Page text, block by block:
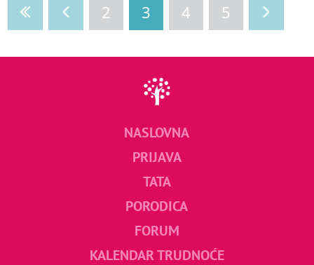
2 3 4 5
NASLOVNA
PRIJAVA
TATA
PORODICA
FORUM
KALENDAR TRUDNOĆE